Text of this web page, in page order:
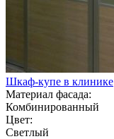
Шкаф-купе в клинике
Материал фасада:
Комбинированный
Цвет:
Светлый